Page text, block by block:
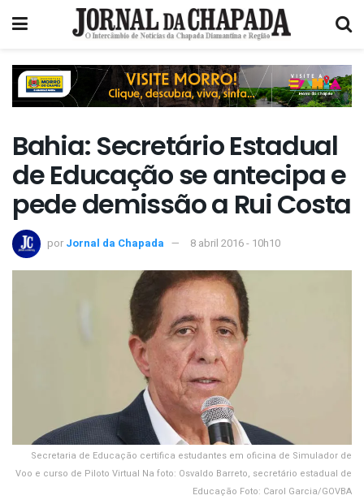
Bahia: Secretário Estadual
de Educação se antecipa e
pede demissão a Rui Costa
por Jornal da Chapada 8 abril 2016 - 10h10
Secretaria de Educação certifica estudantes em oficina de Simulador de
Voo e curso de Piloto Virtual Na foto: Osvaldo Barreto, secretário estadual de
Educação Foto: Carol Garcia/GOVBA